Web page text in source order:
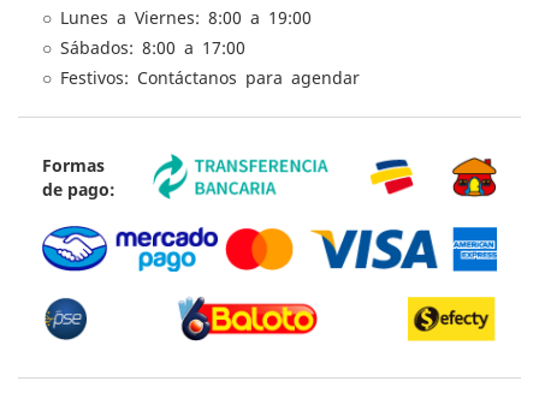
○ Lunes a Viernes: 8:00 a 19:00
○ Sábados: 8:00 a 17:00
○ Festivos: Contáctanos para agendar
Formas
de pago: